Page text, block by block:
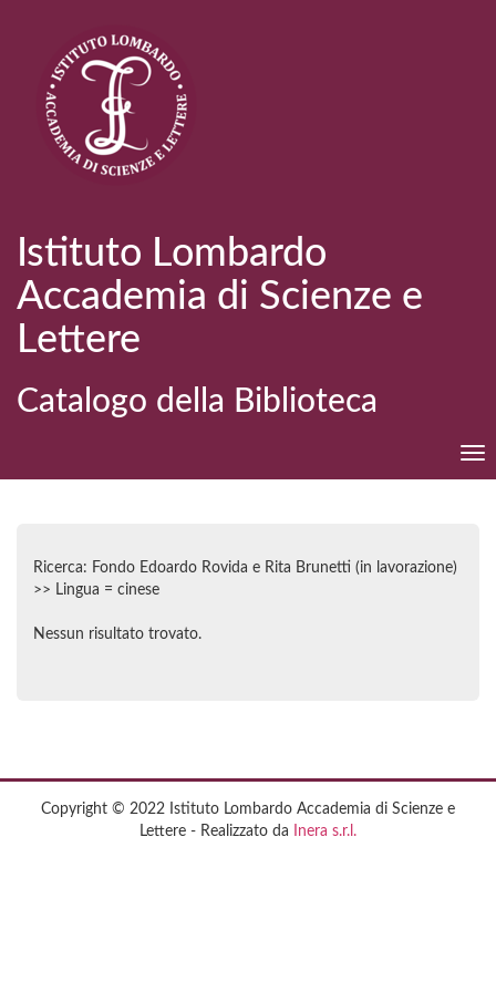
Istituto Lombardo
Accademia di Scienze e
Lettere
Catalogo della Biblioteca
Ricerca: Fondo Edoardo Rovida e Rita Brunetti (in lavorazione)
>> Lingua = cinese
Nessun risultato trovato.
Copyright © 2022 Istituto Lombardo Accademia di Scienze e
Lettere - Realizzato da
Inera s.r.l.